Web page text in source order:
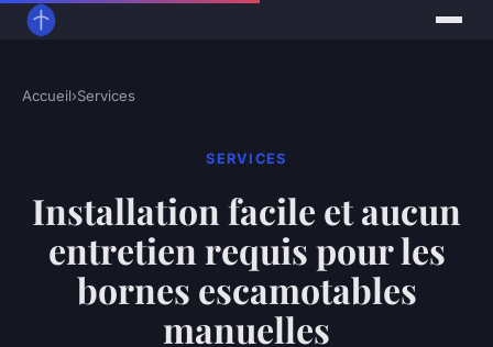
Accueil›Services
SERVICES
Installation facile et aucun
entretien requis pour les
bornes escamotables
manuelles